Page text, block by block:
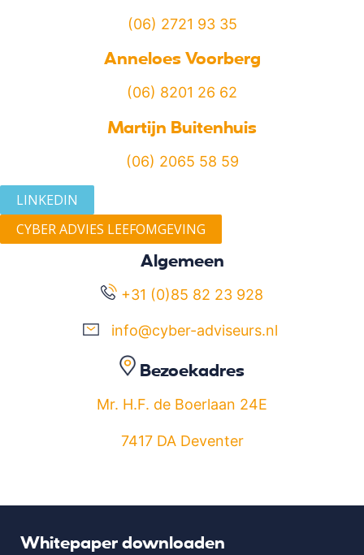
(06) 2721 93 35
Anneloes Voorberg
(06) 8201 26 62
Martijn Buitenhuis
(06) 2065 58 59
LINKEDIN
CYBER ADVIES LEEFOMGEVING
Algemeen
+31 (0)85 82 23 928
info@cyber-adviseurs.nl
Bezoekadres
Mr. H.F. de Boerlaan 24E
7417 DA Deventer
Whitepaper downloaden